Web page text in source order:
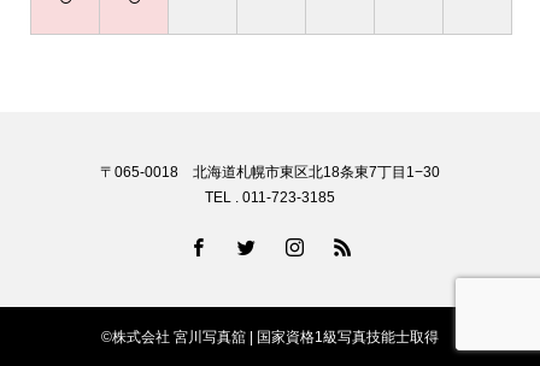
〒065-0018 北海道札幌市東区北18条東7丁目1−30
TEL . 011-723-3185
©株式会社 宮川写真舘 | 国家資格1級写真技能士取得